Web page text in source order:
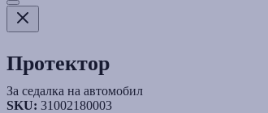
Протектор
За седалка на автомобил
SKU: 31002180003